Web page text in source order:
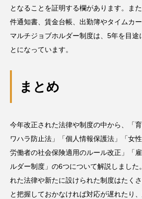
となることを証明する欄があります。ま
件通知書、賃金台帳、出勤簿やタイムカ
マルチジョブホルダー制度は、5年を目途
とになっています。
まとめ
今年改正された法律や制度の中から、「
ワハラ防止法」「個人情報保護法」「女
労働者の社会保険適用のルール改正」「
ルダー制度」の6つについて解説しました
れた法律や新たに設けられた制度はたく
と把握しておかなければ対応が遅れたり